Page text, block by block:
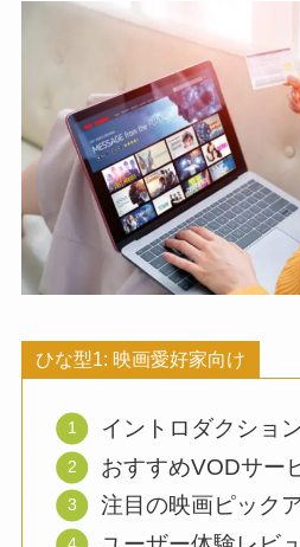
ひな型1: 映画愛好家向け
イントロダクショ
おすすめVODサー
注目の映画ピック